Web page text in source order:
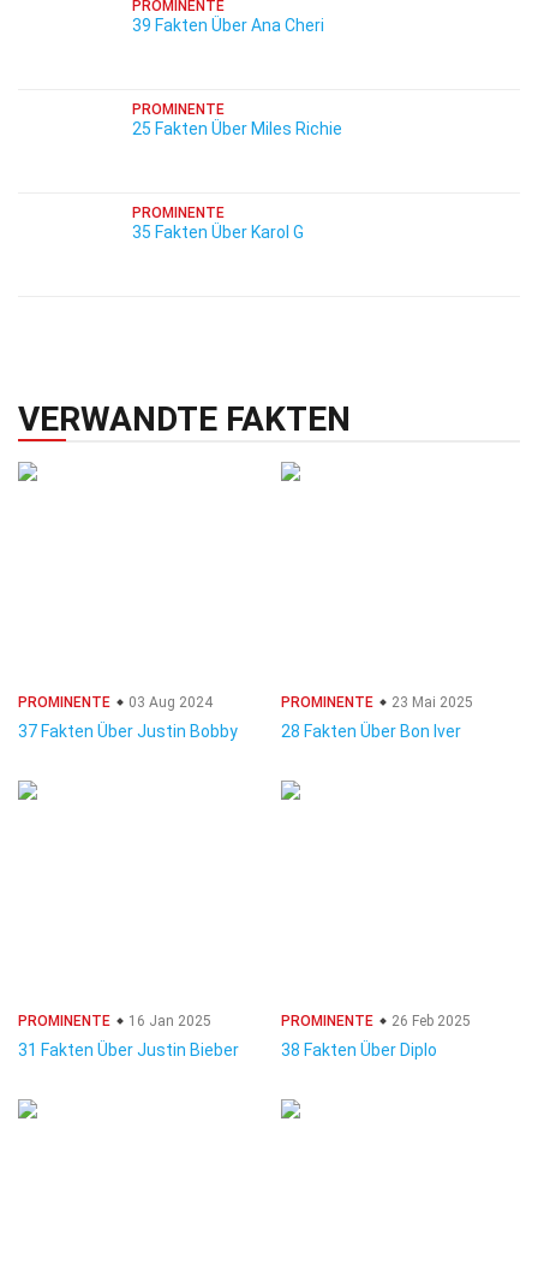
PROMINENTE
39 Fakten Über Ana Cheri
PROMINENTE
25 Fakten Über Miles Richie
PROMINENTE
35 Fakten Über Karol G
VERWANDTE FAKTEN
PROMINENTE 03 Aug 2024
37 Fakten Über Justin Bobby
PROMINENTE 23 Mai 2025
28 Fakten Über Bon Iver
PROMINENTE 16 Jan 2025
31 Fakten Über Justin Bieber
PROMINENTE 26 Feb 2025
38 Fakten Über Diplo